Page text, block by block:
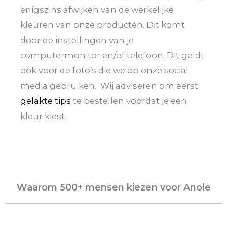
enigszins afwijken van de werkelijke
kleuren van onze producten. Dit komt
door de instellingen van je
computermonitor en/of telefoon. Dit geldt
ook voor de foto’s die we op onze social
media gebruiken. Wij adviseren om eerst
gelakte tips te bestellen voordat je een
kleur kiest.
Waarom 500+ mensen kiezen voor Anole